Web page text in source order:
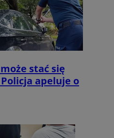
stać się
apeluje o